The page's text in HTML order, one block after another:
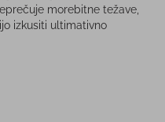
morebitne težave,
izkusiti ultimativno